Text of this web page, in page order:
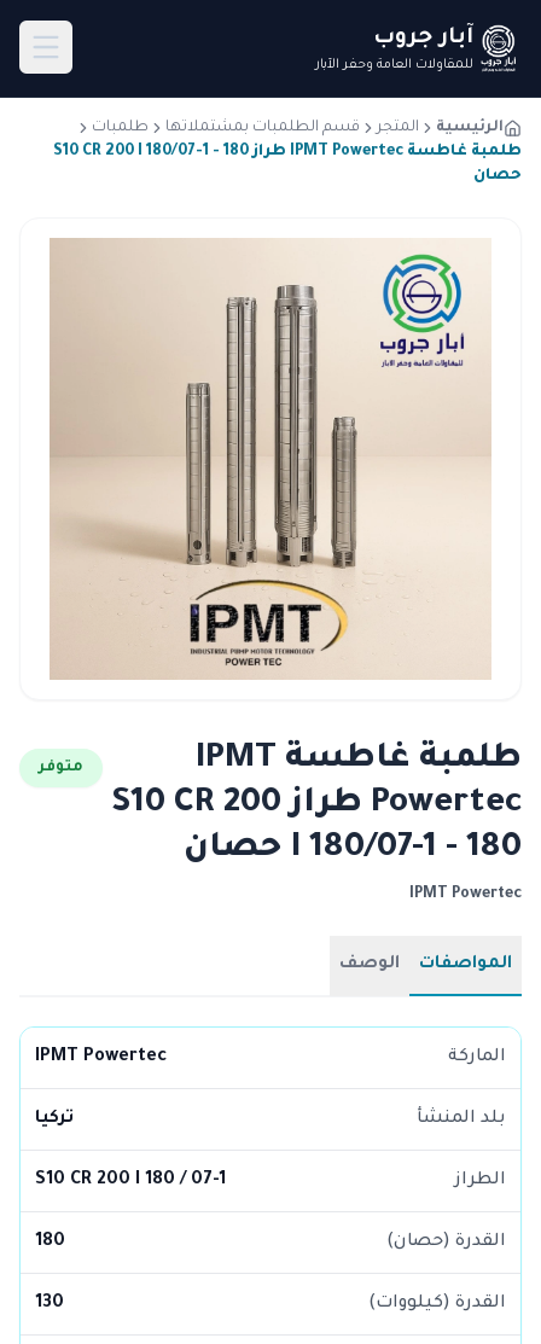
آبار جروب
للمقاولات العامة وحفر الآبار
الرئيسية المتجر قسم الطلمبات بمشتملاتها
طلمبات
طلمبة غاطسة IPMT Powertec طراز S10 CR 200 I 180/07-1 - 180
حصان
طلمبة غاطسة IPMT
Powertec طراز S10 CR 200
I 180/07-1 - 180 حصان
متوفر
IPMT Powertec
المواصفات الوصف
الماركة IPMT Powertec
بلد المنشأ تركيا
الطراز S10 CR 200 I 180 / 07-1
القدرة (حصان) 180
القدرة (كيلووات) 130